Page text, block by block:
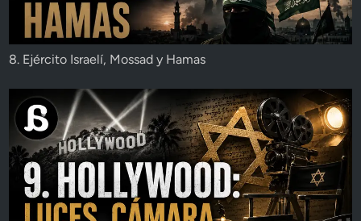
8. Ejército Israelí, Mossad y Hamas